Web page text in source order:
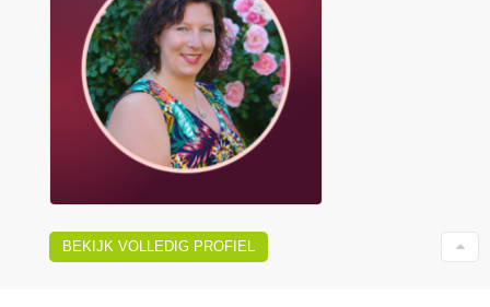
BEKIJK VOLLEDIG PROFIEL